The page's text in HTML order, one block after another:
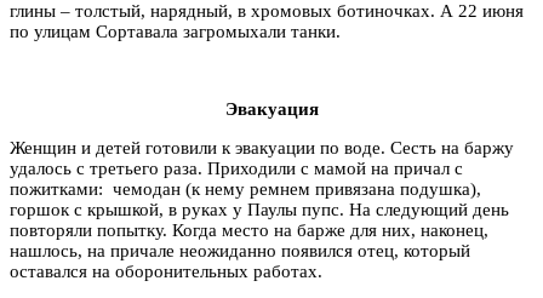
глины – толстый, нарядный, в хромовых ботиночках. А 22 июня
по улицам Сортавала загромыхали танки.
Эвакуация
Женщин и детей готовили к эвакуации по воде. Сесть на баржу
удалось с третьего раза. Приходили с мамой на причал с
пожитками: чемодан (к нему ремнем привязана подушка),
горшок с крышкой, в руках у Паулы пупс. На следующий день
повторяли попытку. Когда место на барже для них, наконец,
нашлось, на причале неожиданно появился отец, который
оставался на оборонительных работах.